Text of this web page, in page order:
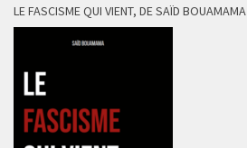
LE FASCISME QUI VIENT, DE SAÏD BOUAMAMA